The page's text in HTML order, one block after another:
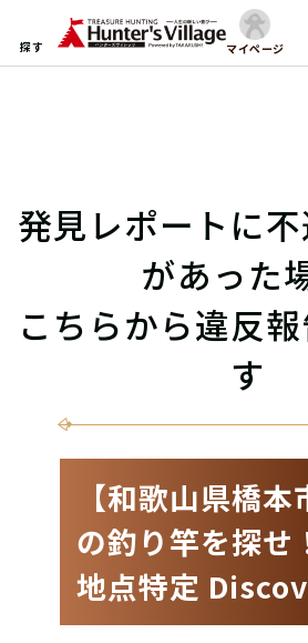
探す マイページ
発見レポートに
があった
こちらから違反
す
【和歌山県橋
の釣り竿を探せ
地点特定